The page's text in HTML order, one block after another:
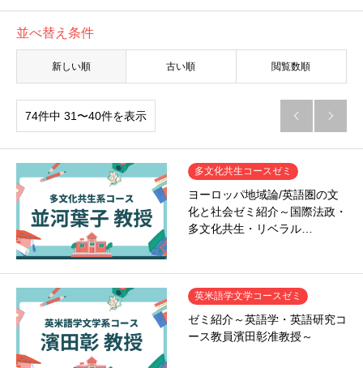
並べ替え条件
新しい順 古い順 閲覧数順
74件中 31〜40件を表示  
多文化共生コースゼミ
ヨーロッパ地域論/英語圏の文
化と社会ゼミ紹介～国際法政・
多文化共生・リベラル…
英米語学文学コースゼミ
ゼミ紹介～英語学・英語研究コ
ース教員濱田彰准教授～